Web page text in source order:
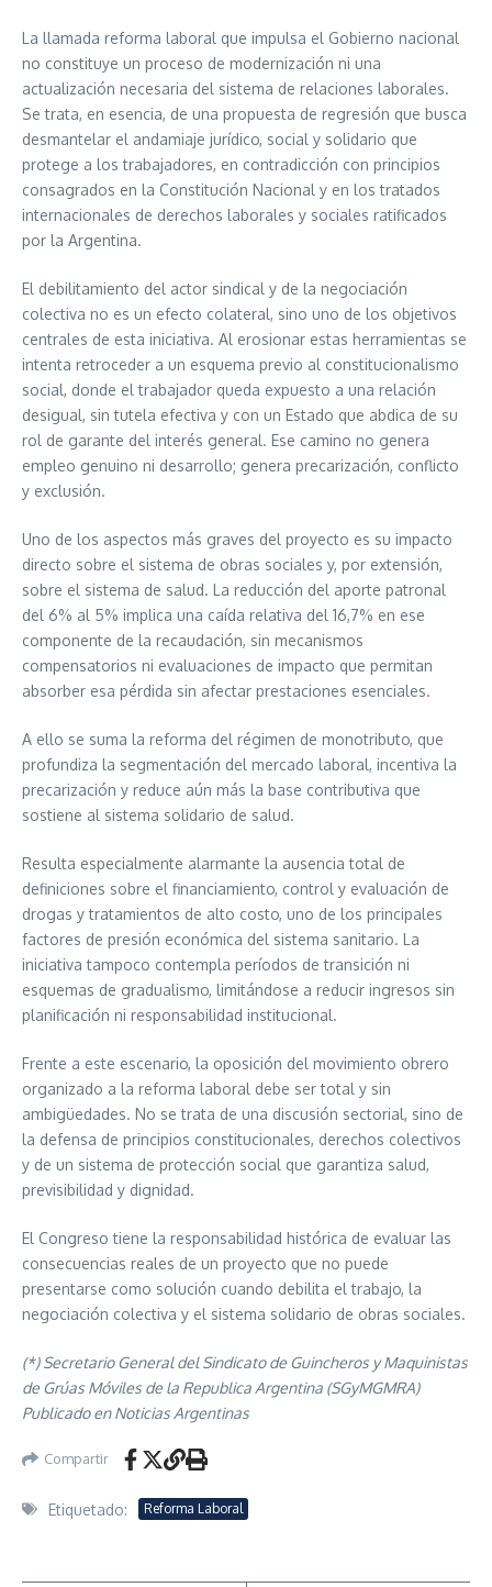
La llamada reforma laboral que impulsa el Gobierno nacional
no constituye un proceso de modernización ni una
actualización necesaria del sistema de relaciones laborales.
Se trata, en esencia, de una propuesta de regresión que busca
desmantelar el andamiaje jurídico, social y solidario que
protege a los trabajadores, en contradicción con principios
consagrados en la Constitución Nacional y en los tratados
internacionales de derechos laborales y sociales ratificados
por la Argentina.
El debilitamiento del actor sindical y de la negociación
colectiva no es un efecto colateral, sino uno de los objetivos
centrales de esta iniciativa. Al erosionar estas herramientas se
intenta retroceder a un esquema previo al constitucionalismo
social, donde el trabajador queda expuesto a una relación
desigual, sin tutela efectiva y con un Estado que abdica de su
rol de garante del interés general. Ese camino no genera
empleo genuino ni desarrollo; genera precarización, conflicto
y exclusión.
Uno de los aspectos más graves del proyecto es su impacto
directo sobre el sistema de obras sociales y, por extensión,
sobre el sistema de salud. La reducción del aporte patronal
del 6% al 5% implica una caída relativa del 16,7% en ese
componente de la recaudación, sin mecanismos
compensatorios ni evaluaciones de impacto que permitan
absorber esa pérdida sin afectar prestaciones esenciales.
A ello se suma la reforma del régimen de monotributo, que
profundiza la segmentación del mercado laboral, incentiva la
precarización y reduce aún más la base contributiva que
sostiene al sistema solidario de salud.
Resulta especialmente alarmante la ausencia total de
definiciones sobre el financiamiento, control y evaluación de
drogas y tratamientos de alto costo, uno de los principales
factores de presión económica del sistema sanitario. La
iniciativa tampoco contempla períodos de transición ni
esquemas de gradualismo, limitándose a reducir ingresos sin
planificación ni responsabilidad institucional.
Frente a este escenario, la oposición del movimiento obrero
organizado a la reforma laboral debe ser total y sin
ambigüedades. No se trata de una discusión sectorial, sino de
la defensa de principios constitucionales, derechos colectivos
y de un sistema de protección social que garantiza salud,
previsibilidad y dignidad.
El Congreso tiene la responsabilidad histórica de evaluar las
consecuencias reales de un proyecto que no puede
presentarse como solución cuando debilita el trabajo, la
negociación colectiva y el sistema solidario de obras sociales.
(*) Secretario General del Sindicato de Guincheros y Maquinistas
de Grúas Móviles de la Republica Argentina (SGyMGMRA)
Publicado en Noticias Argentinas
Compartir
Etiquetado: Reforma Laboral